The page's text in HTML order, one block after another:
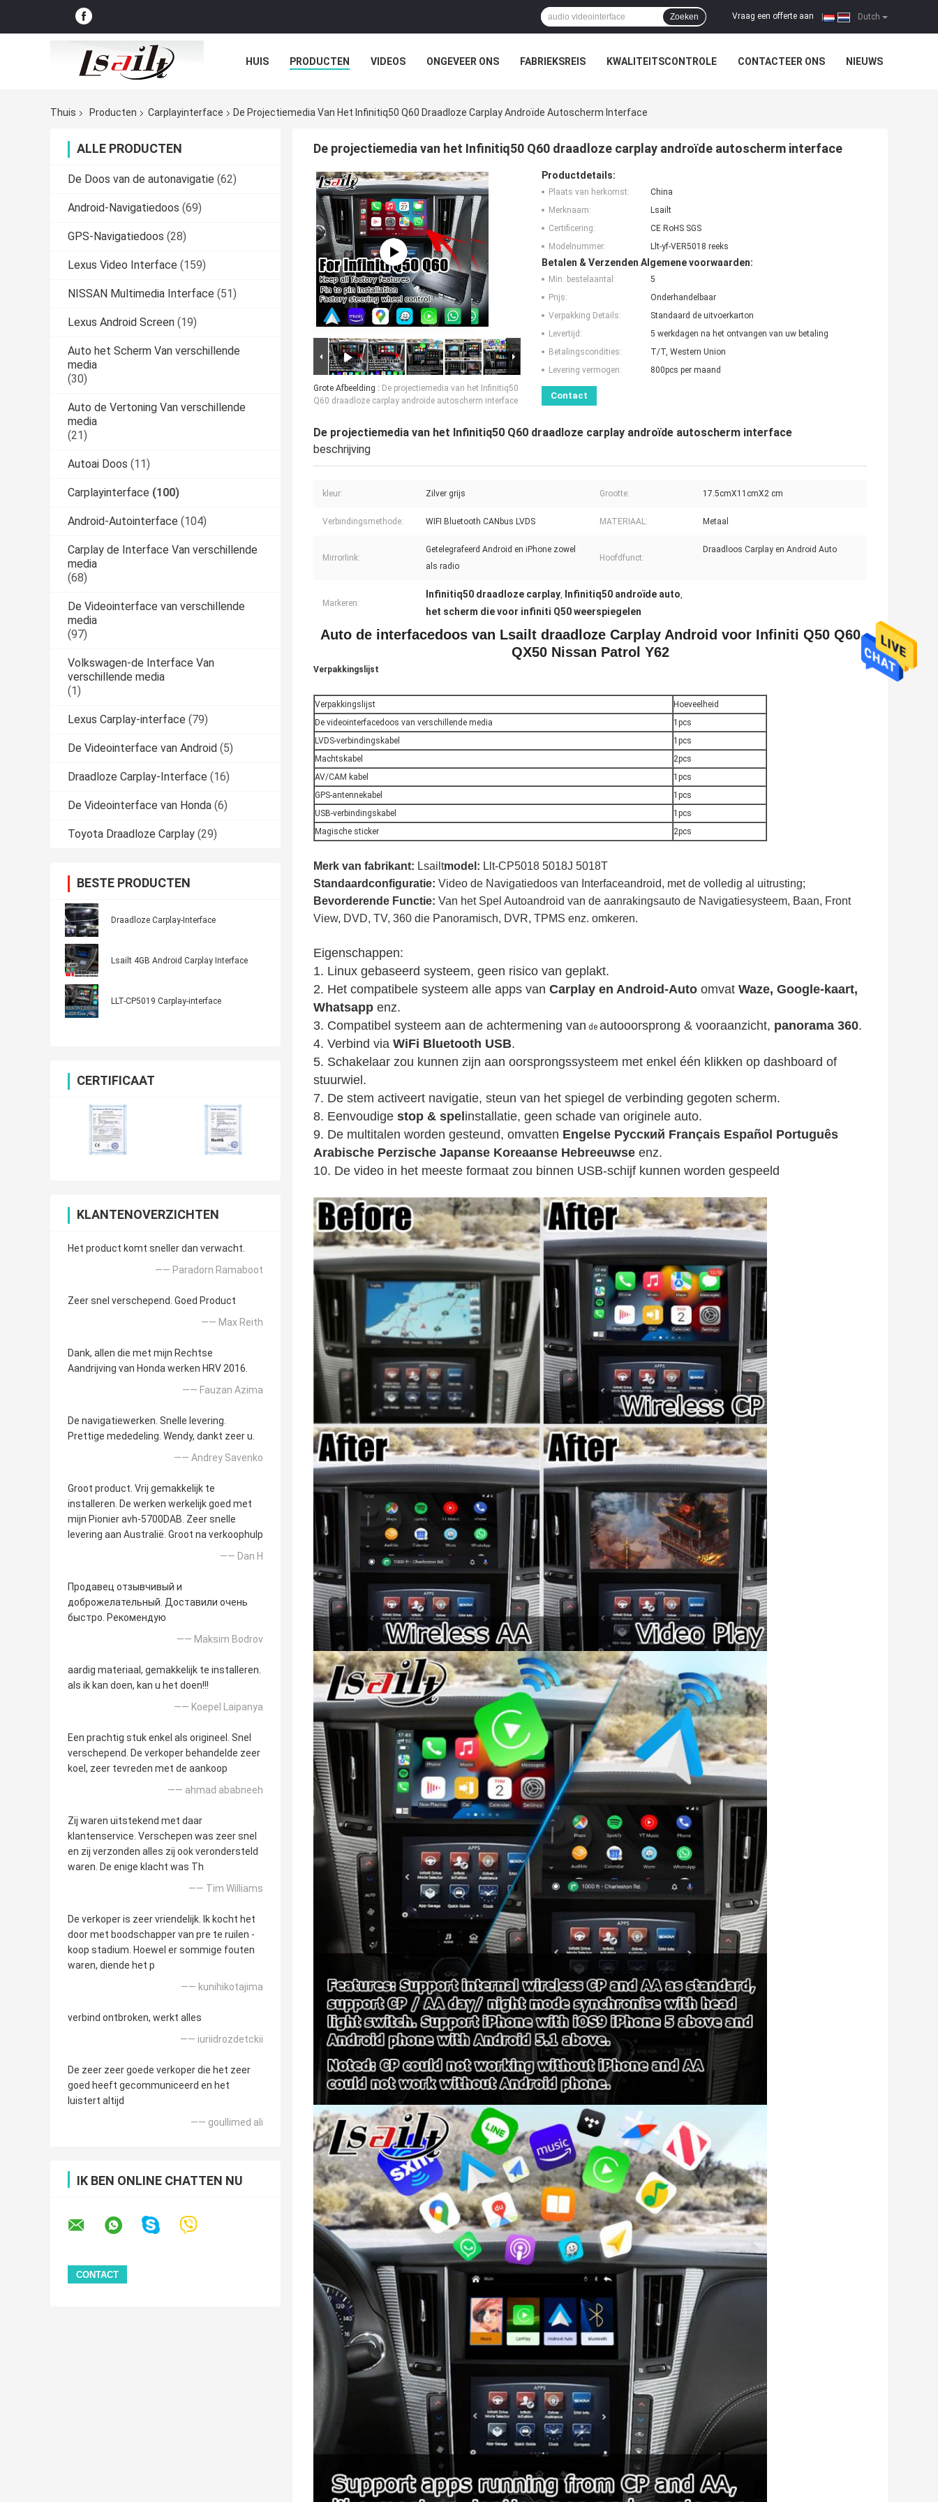
Dutch
Vraag een offerte aan
Zoeken
HUIS PRODUCTEN VIDEOS ONGEVEER ONS FABRIEKSREIS KWALITEITSCONTROLE CONTACTEER ONS NIEUWS
Thuis
Producten Carplayinterface De Projectiemedia Van Het Infinitiq50 Q60 Draadloze Carplay Androïde Autoscherm Interface
ALLE PRODUCTEN
De Doos van de autonavigatie (62)
Android-Navigatiedoos (69)
GPS-Navigatiedoos (28)
Lexus Video Interface (159)
NISSAN Multimedia Interface (51)
Lexus Android Screen (19)
Auto het Scherm Van verschillende
media
(30)
Auto de Vertoning Van verschillende
media
(21)
Autoai Doos (11)
Carplayinterface (100)
Android-Autointerface (104)
Carplay de Interface Van verschillende
media
(68)
De Videointerface van verschillende
media
(97)
Volkswagen-de Interface Van
verschillende media
(1)
Lexus Carplay-interface (79)
De Videointerface van Android (5)
Draadloze Carplay-Interface (16)
De Videointerface van Honda (6)
Toyota Draadloze Carplay (29)
BESTE PRODUCTEN
Draadloze Carplay-Interface
Lsailt 4GB Android Carplay Interface
LLT-CP5019 Carplay-interface
CERTIFICAAT
KLANTENOVERZICHTEN
Het product komt sneller dan verwacht.
—— Paradorn Ramaboot
Zeer snel verschepend. Goed Product
—— Max Reith
Dank, allen die met mijn Rechtse
Aandrijving van Honda werken HRV 2016.
—— Fauzan Azima
De navigatiewerken. Snelle levering.
Prettige mededeling. Wendy, dankt zeer u.
—— Andrey Savenko
Groot product. Vrij gemakkelijk te
installeren. De werken werkelijk goed met
mijn Pionier avh-5700DAB. Zeer snelle
levering aan Australië. Groot na verkoophulp
—— Dan H
Продавец отзывчивый и
доброжелательный. Доставили очень
быстро. Рекомендую
—— Maksim Bodrov
aardig materiaal, gemakkelijk te installeren.
als ik kan doen, kan u het doen!!!
—— Koepel Laipanya
Een prachtig stuk enkel als origineel. Snel
verschepend. De verkoper behandelde zeer
koel, zeer tevreden met de aankoop
—— ahmad ababneeh
Zij waren uitstekend met daar
klantenservice. Verschepen was zeer snel
en zij verzonden alles zij ook verondersteld
waren. De enige klacht was Th
—— Tim Williams
De verkoper is zeer vriendelijk. Ik kocht het
door met boodschapper van pre te ruilen -
koop stadium. Hoewel er sommige fouten
waren, diende het p
—— kunihikotajima
verbind ontbroken, werkt alles
—— iuriidrozdetckii
De zeer zeer goede verkoper die het zeer
goed heeft gecommuniceerd en het
luistert altijd
—— goullimed ali
IK BEN ONLINE CHATTEN NU
De projectiemedia van het Infinitiq50 Q60 draadloze carplay androïde autoscherm interface
Grote Afbeelding : De projectiemedia van het Infinitiq50
Q60 draadloze carplay androïde autoscherm interface
Productdetails:
Plaats van herkomst:
China
Merknaam:
Lsailt
Certificering:
CE RoHS SGS
Modelnummer:
Llt-yf-VER5018 reeks
Betalen & Verzenden Algemene voorwaarden:
Min. bestelaantal:
5
Prijs:
Onderhandelbaar
Verpakking Details:
Standaard de uitvoerkarton
Levertijd:
5 werkdagen na het ontvangen van uw betaling
Betalingscondities:
T/T, Western Union
Levering vermogen:
800pcs per maand
Contact
De projectiemedia van het Infinitiq50 Q60 draadloze carplay androïde autoscherm interface
beschrijving
kleur: Zilver grijs Grootte: 17.5cmX11cmX2 cm
Verbindingsmethode: WIFI Bluetooth CANbus LVDS MATERIAAL: Metaal
Mirrorlink:
Getelegrafeerd Android en iPhone zowel
als radio
Hoofdfunct:
Draadloos Carplay en Android Auto
Markeren:
Infinitiq50 draadloze carplay, Infinitiq50 androïde auto,
het scherm die voor infiniti Q50 weerspiegelen
Auto de interfacedoos van Lsailt draadloze Carplay Android voor Infiniti Q50 Q60
QX50 Nissan Patrol Y62
Verpakkingslijst
Verpakkingslijst
Hoeveelheid
De videointerfacedoos van verschillende media
1pcs
LVDS-verbindingskabel
1pcs
Machtskabel
2pcs
AV/CAM kabel
1pcs
GPS-antennekabel
1pcs
USB-verbindingskabel
1pcs
Magische sticker
2pcs
Merk van fabrikant: Lsailtmodel: Llt-CP5018 5018J 5018T
Standaardconfiguratie: Video de Navigatiedoos van Interfaceandroid, met de volledig al uitrusting;
Bevorderende Functie: Van het Spel Autoandroid van de aanrakingsauto de Navigatiesysteem, Baan, Front
View, DVD, TV, 360 die Panoramisch, DVR, TPMS enz. omkeren.
Eigenschappen:
1. Linux gebaseerd systeem, geen risico van geplakt.
2. Het compatibele systeem alle apps van Carplay en Android-Auto omvat Waze, Google-kaart,
Whatsapp enz.
3. Compatibel systeem aan de achtermening van de autooorsprong & vooraanzicht, panorama 360.
4. Verbind via WiFi Bluetooth USB.
5. Schakelaar zou kunnen zijn aan oorsprongssysteem met enkel één klikken op dashboard of
stuurwiel.
7. De stem activeert navigatie, steun van het spiegel de verbinding gegoten scherm.
8. Eenvoudige stop & spel installatie, geen schade van originele auto.
9. De multitalen worden gesteund, omvatten Engelse Pусский Français Español Português
Arabische Perzische Japanse Koreaanse Hebreeuwse enz.
10. De video in het meeste formaat zou binnen USB-schijf kunnen worden gespeeld